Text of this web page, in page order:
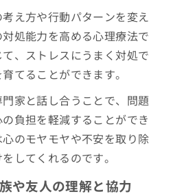
え方や行動パターンを変え
処能力を高める心理療法で
、ストレスにうまく対処で
てることができます。
家と話し合うことで、問題
負担を軽減することができ
のモヤモヤや不安を取り除
してくれるのです。
や友人の理解と協力